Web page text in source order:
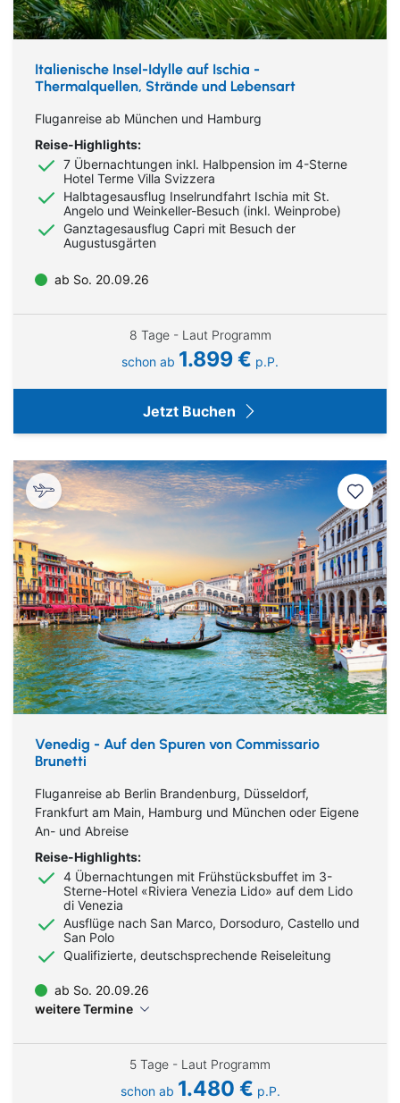
Italienische Insel-Idylle auf Ischia -
Thermalquellen, Strände und Lebensart
Fluganreise ab München und Hamburg
Reise-Highlights:
7 Übernachtungen inkl. Halbpension im 4-Sterne
Hotel Terme Villa Svizzera
Halbtagesausflug Inselrundfahrt Ischia mit St.
Angelo und Weinkeller-Besuch (inkl. Weinprobe)
Ganztagesausflug Capri mit Besuch der
Augustusgärten
ab So. 20.09.26
8 Tage - Laut Programm
schon ab 1.899 € p.P.
Jetzt Buchen
Venedig - Auf den Spuren von Commissario
Brunetti
Fluganreise ab Berlin Brandenburg, Düsseldorf,
Frankfurt am Main, Hamburg und München oder Eigene
An- und Abreise
Reise-Highlights:
4 Übernachtungen mit Frühstücksbuffet im 3-
Sterne-Hotel «Riviera Venezia Lido» auf dem Lido
di Venezia
Ausflüge nach San Marco, Dorsoduro, Castello und
San Polo
Qualifizierte, deutschsprechende Reiseleitung
ab So. 20.09.26
weitere Termine
5 Tage - Laut Programm
schon ab 1.480 € p.P.